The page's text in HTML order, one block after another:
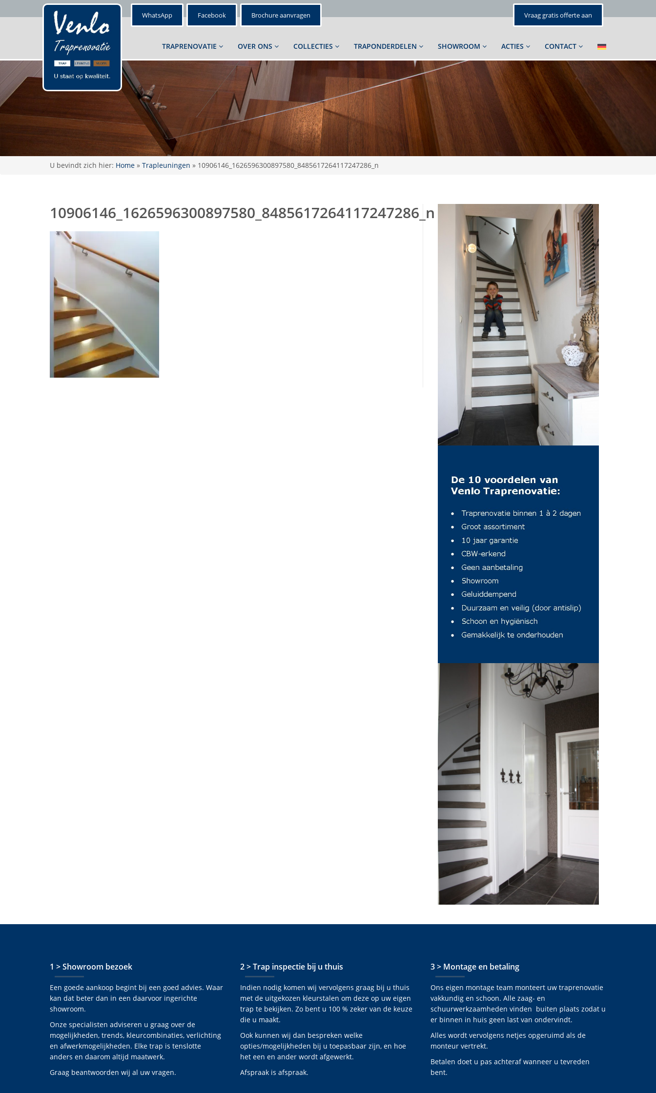
WhatsApp Facebook Brochure aanvragen Vraag gratis offerte aan
TRAPRENOVATIE OVER ONS COLLECTIES TRAPONDERDELEN SHOWROOM ACTIES CONTACT
U bevindt zich hier: Home » Trapleuningen » 10906146_1626596300897580_8485617264117247286_n
10906146_1626596300897580_8485617264117247286_n
1 > Showroom bezoek
Een goede aankoop begint bij een goed advies. Waar
kan dat beter dan in een daarvoor ingerichte
showroom.
Onze specialisten adviseren u graag over de
mogelijkheden, trends, kleurcombinaties, verlichting
en afwerkmogelijkheden. Elke trap is tenslotte
anders en daarom altijd maatwerk.
Graag beantwoorden wij al uw vragen.
2 > Trap inspectie bij u thuis
Indien nodig komen wij vervolgens graag bij u thuis
met de uitgekozen kleurstalen om deze op uw eigen
trap te bekijken. Zo bent u 100 % zeker van de keuze
die u maakt.
Ook kunnen wij dan bespreken welke
opties/mogelijkheden bij u toepasbaar zijn, en hoe
het een en ander wordt afgewerkt.
Afspraak is afspraak.
3 > Montage en betaling
Ons eigen montage team monteert uw traprenovatie
vakkundig en schoon. Alle zaag- en
schuurwerkzaamheden vinden buiten plaats zodat u
er binnen in huis geen last van ondervindt.
Alles wordt vervolgens netjes opgeruimd als de
monteur vertrekt.
Betalen doet u pas achteraf wanneer u tevreden
bent.